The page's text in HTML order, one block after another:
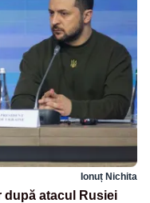
Ionuț Nichita
după atacul Rusiei